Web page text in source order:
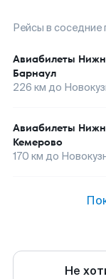
Рейсы в соседние
Авиабилеты
Барнаул
226 км до
Авиабилеты
Кемерово
170 км до
Не